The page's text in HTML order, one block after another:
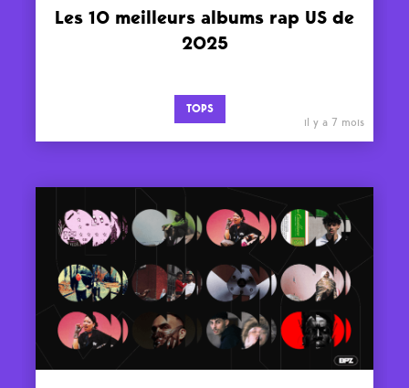
Les 10 meilleurs albums rap US de
2025
TOPS
il y a 7 mois